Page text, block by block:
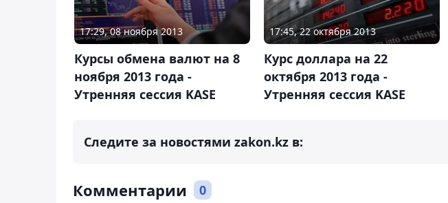
17:29, 08 ноября 2013
Курсы обмена валют на 8
ноября 2013 года -
Утренняя сессия KASE
17:45, 22 октября 2013
Курс доллара на 22
октября 2013 года -
Утренняя сессия KASE
Следите за новостями zakon.kz в:
Комментарии 0